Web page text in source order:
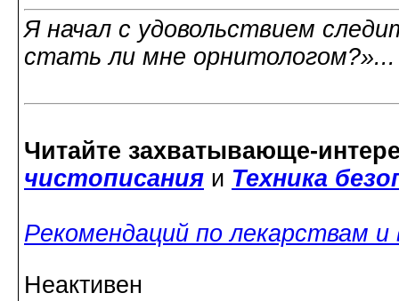
Я начал с удовольствием
стать ли мне
Читайте захватывающе-
чистописания и Техника
Рекомендаций по лекарствам
Неактивен